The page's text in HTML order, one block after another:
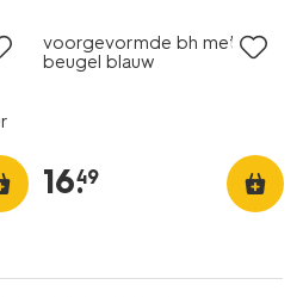
voorgevormde bh met
beugel blauw
16.
49